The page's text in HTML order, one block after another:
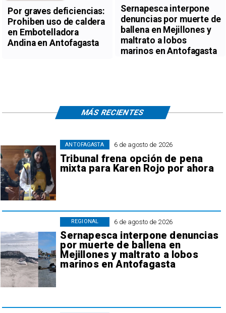
Por graves deficiencias:
Prohiben uso de caldera
en Embotelladora
Andina en Antofagasta
Sernapesca interpone
denuncias por muerte de
ballena en Mejillones y
maltrato a lobos
marinos en Antofagasta
6 de agosto de 2026
Tribunal frena opción de pena
mixta para Karen Rojo por ahora
ANTOFAGASTA
6 de agosto de 2026
Sernapesca interpone denuncias
por muerte de ballena en
Mejillones y maltrato a lobos
marinos en Antofagasta
REGIONAL
MÁS RECIENTES